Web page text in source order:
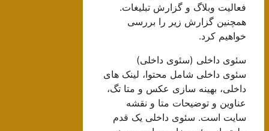
فعالیت وبلاگ و گزارش تبلیغات.
همچنین گزارش زیر را بررسی
خواهیم کرد.
سئوی داخلی (سئوی داخلی)
سئوی داخلی شامل محتوا، لینک های
داخلی، بهینه سازی عکس و متا تگ،
عناوین و توضیحات متا و نقشه
سایت است. سئوی داخلی یک قدم